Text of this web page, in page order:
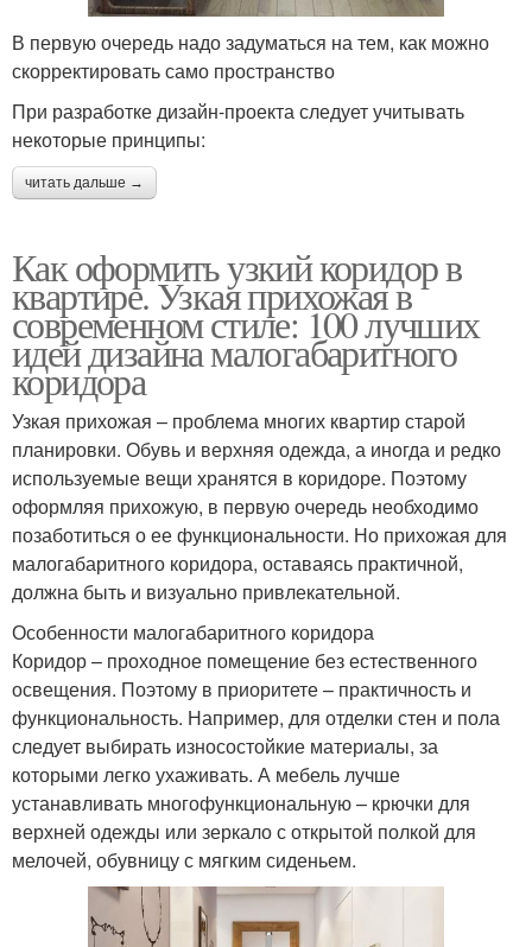
В первую очередь надо задуматься на тем, как можно
скорректировать само пространство
При разработке дизайн-проекта следует учитывать
некоторые принципы:
читать дальше →
Как оформить узкий коридор в
квартире. Узкая прихожая в
современном стиле: 100 лучших
идей дизайна малогабаритного
коридора
Узкая прихожая – проблема многих квартир старой
планировки. Обувь и верхняя одежда, а иногда и редко
используемые вещи хранятся в коридоре. Поэтому
оформляя прихожую, в первую очередь необходимо
позаботиться о ее функциональности. Но прихожая для
малогабаритного коридора, оставаясь практичной,
должна быть и визуально привлекательной.
Особенности малогабаритного коридора
Коридор – проходное помещение без естественного
освещения. Поэтому в приоритете – практичность и
функциональность. Например, для отделки стен и пола
следует выбирать износостойкие материалы, за
которыми легко ухаживать. А мебель лучше
устанавливать многофункциональную – крючки для
верхней одежды или зеркало с открытой полкой для
мелочей, обувницу с мягким сиденьем.